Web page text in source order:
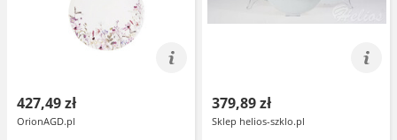
427,49 zł
OrionAGD.pl
379,89 zł
Sklep helios-szklo.pl